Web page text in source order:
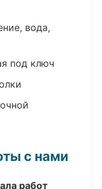
вода,
под ключ
с нами
работ